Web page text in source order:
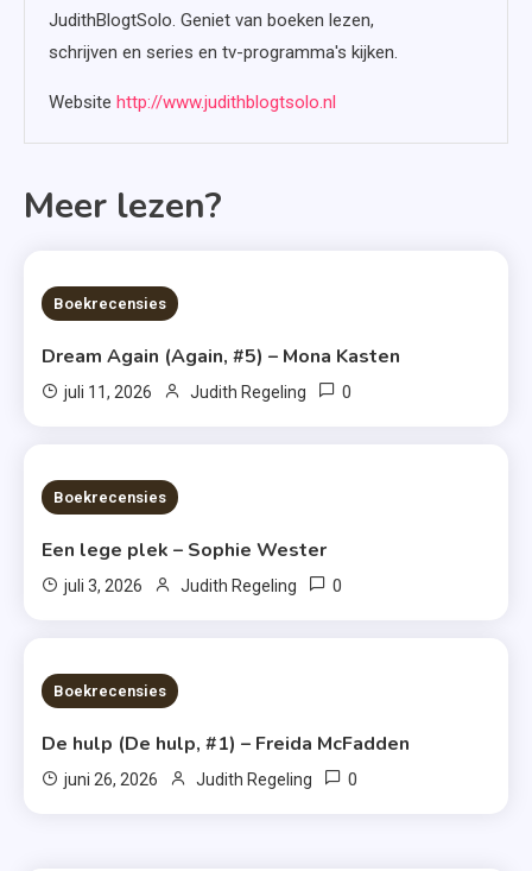
JudithBlogtSolo. Geniet van boeken lezen,
schrijven en series en tv-programma's kijken.
Website http://www.judithblogtsolo.nl
Meer lezen?
6 MINS READ
Boekrecensies
Dream Again (Again, #5) – Mona Kasten
juli 11, 2026 Judith Regeling 0
6 MINS READ
Boekrecensies
Een lege plek – Sophie Wester
juli 3, 2026 Judith Regeling 0
7 MINS READ
Boekrecensies
De hulp (De hulp, #1) – Freida McFadden
juni 26, 2026 Judith Regeling 0